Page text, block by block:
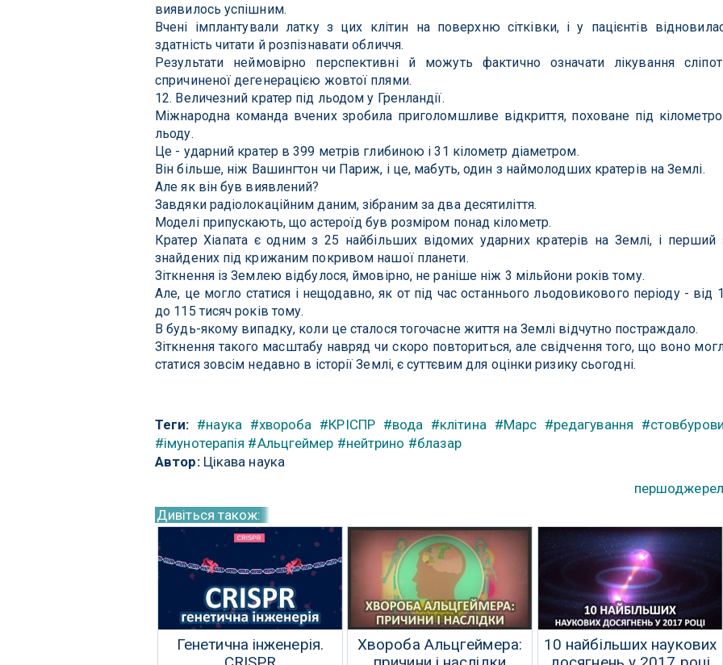
виявилось успішним.
Вчені імплантували латку з цих клітин на поверхню сітківки, і у пацієнтів
здатність читати й розпізнавати обличчя.
Результати неймовірно перспективні й можуть фактично означати лікування
спричиненої дегенерацією жовтої плями.
12. Величезний кратер під льодом у Гренландії.
Міжнародна команда вчених зробила приголомшливе відкриття, поховане під
льоду.
Це - ударний кратер в 399 метрів глибиною і 31 кілометр діаметром.
Він більше, ніж Вашингтон чи Париж, і це, мабуть, один з наймолодших кратерів на Землі.
Але як він був виявлений?
Завдяки радіолокаційним даним, зібраним за два десятиліття.
Моделі припускають, що астероїд був розміром понад кілометр.
Кратер Хіапата є одним з 25 найбільших відомих ударних кратерів на Землі, і перший
знайдених під крижаним покривом нашої планети.
Зіткнення із Землею відбулося, ймовірно, не раніше ніж 3 мільйони років тому.
Але, це могло статися і нещодавно, як от під час останнього льодовикового періоду - від
до 115 тисяч років тому.
В будь-якому випадку, коли це сталося тогочасне життя на Землі відчутно постраждало.
Зіткнення такого масштабу навряд чи скоро повториться, але свідчення того, що воно
статися зовсім недавно в історії Землі, є суттєвим для оцінки ризику сьогодні.
Теги: #наука #хвороба #КРІСПР #вода #клітина #Марс #редагування
#імунотерапія #Альцгеймер #нейтрино #блазар
Автор:Цікава наука
Дивіться також:
Генетична інженерія.
Хвороба Альцгеймера:
10 найбільших наукових